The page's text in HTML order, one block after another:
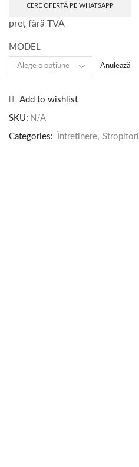
CERE OFERTĂ PE WHATSAPP
preț fără TVA
MODEL
Anulează
Add to wishlist
SKU: N/A
Categories: Întreținere, Stropitori